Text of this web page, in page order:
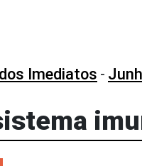
Imediatos -